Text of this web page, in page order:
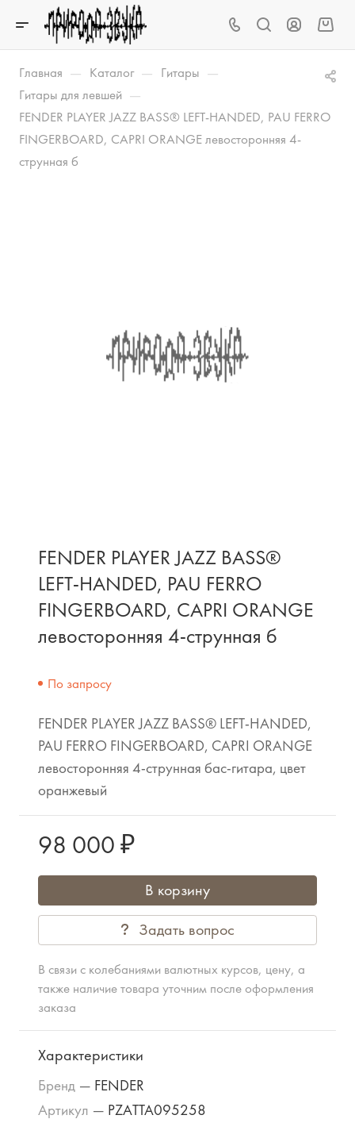
Главная — Каталог — Гитары —
Гитары для левшей —
FENDER PLAYER JAZZ BASS® LEFT-HANDED, PAU FERRO
FINGERBOARD, CAPRI ORANGE левосторонняя 4-
струнная б
FENDER PLAYER JAZZ BASS®
LEFT-HANDED, PAU FERRO
FINGERBOARD, CAPRI ORANGE
левосторонняя 4-струнная б
По запросу
FENDER PLAYER JAZZ BASS® LEFT-HANDED,
PAU FERRO FINGERBOARD, CAPRI ORANGE
левосторонняя 4-струнная бас-гитара, цвет
оранжевый
98 000 ₽
В корзину
Задать вопрос
В связи с колебаниями валютных курсов, цену, а
также наличие товара уточним после оформления
заказа
Характеристики
Бренд — FENDER
Артикул — PZATTA095258